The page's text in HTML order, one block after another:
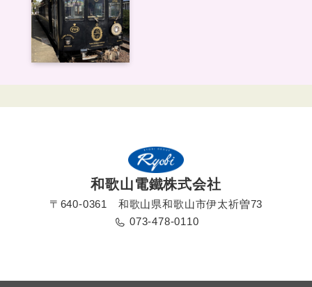
和歌山電鐵株式会社
〒640-0361 和歌山県和歌山市伊太祈曽73
073-478-0110